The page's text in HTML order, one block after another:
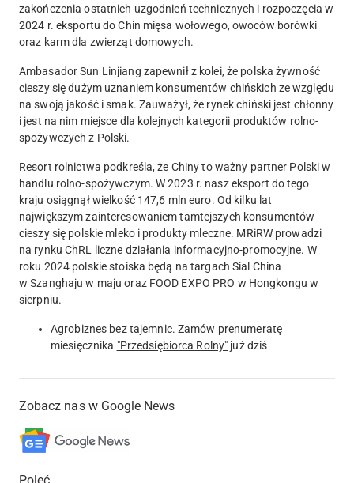
zakończenia ostatnich uzgodnień technicznych i rozpoczęcia w
2024 r. eksportu do Chin mięsa wołowego, owoców borówki
oraz karm dla zwierząt domowych.
Ambasador Sun Linjiang zapewnił z kolei, że polska żywność
cieszy się dużym uznaniem konsumentów chińskich ze względu
na swoją jakość i smak. Zauważył, że rynek chiński jest chłonny
i jest na nim miejsce dla kolejnych kategorii produktów rolno-
spożywczych z Polski.
Resort rolnictwa podkreśla, że Chiny to ważny partner Polski w
handlu rolno-spożywczym. W 2023 r. nasz eksport do tego
kraju osiągnął wielkość 147,6 mln euro. Od kilku lat
największym zainteresowaniem tamtejszych konsumentów
cieszy się polskie mleko i produkty mleczne. MRiRW prowadzi
na rynku ChRL liczne działania informacyjno-promocyjne. W
roku 2024 polskie stoiska będą na targach Sial China
w Szanghaju w maju oraz FOOD EXPO PRO w Hongkongu w
sierpniu.
Agrobiznes bez tajemnic. Zamów prenumeratę
miesięcznika "Przedsiębiorca Rolny" już dziś
Zobacz nas w Google News